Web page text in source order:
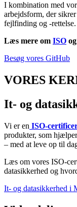
I kombination med
arbejdsform, der
fejlfinding og -rettelse.
Læs mere om ISO
Besøg vores GitHub
VORES
It- og
Vi er en ISO-
produkter, som
– med at leve op til
Læs om vores ISO-
datasikkerhed og
It- og datasikkerhed i